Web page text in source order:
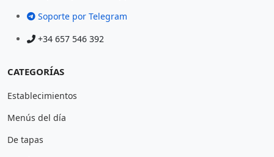
Soporte por Telegram
+34 657 546 392
CATEGORÍAS
Establecimientos
Menús del día
De tapas